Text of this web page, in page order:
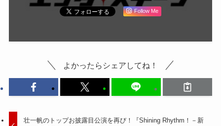
Follow Me
よかったらシェアしてね！
壮一帆のトップお披露目公演を再び！『Shining Rhythm！－新